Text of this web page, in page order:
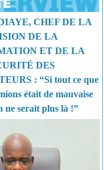
CHEF DE LA
DE LA
ET DE LA
DES
: “Si tout ce que
était de mauvaise
ne serait plus là !”